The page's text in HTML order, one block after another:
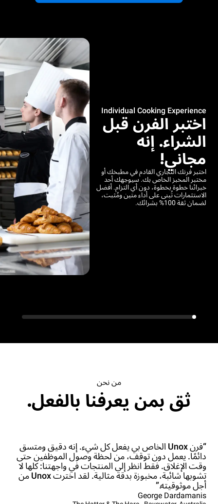
Individual Cooking Experience
اختبر الفرن قبل
الشراء. إنه
مجاني!
اختبر فرنك التجاري القادم في مطبخك أو
مختبر المخبز الخاص بك. سيوجهك أحد
خبرائنا خطوة بخطوة، دون أي التزام. أفضل
الاستثمارات تُبنى على أداء متين ومُثبت،
لضمان ثقة 100% بشرائك.
من نحن
ثق بمن يعرفنا بالفعل.
“فرن Unox الخاص بي يفعل كل شيء. إنه دقيق ومتسق
دائمًا. يعمل دون توقف، من لحظة وصول الموظفين حتى
وقت الإغلاق. فقط انظر إلى المنتجات في واجهتنا: كلها لا
تشوبها شائبة، مخبوزة بدقة مثالية. لقد اخترت Unox من
أجل موثوقيته.”
George Dardamanis